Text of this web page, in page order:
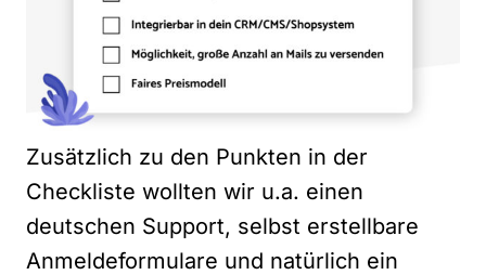
Zusätzlich zu den Punkten in der
Checkliste wollten wir u.a. einen
deutschen Support, selbst erstellbare
Anmeldeformulare und natürlich ein